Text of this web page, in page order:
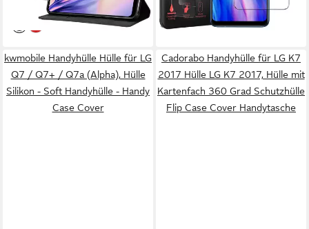
lieferbar - in 4-5 Werktagen bei dir lieferbar - in 2-3 Werktagen bei dir
kwmobile Handyhülle Hülle für LG
Q7 / Q7+ / Q7a (Alpha), Hülle
Silikon - Soft Handyhülle - Handy
Case Cover
Cadorabo Handyhülle für LG K7
2017 Hülle LG K7 2017, Hülle mit
Kartenfach 360 Grad Schutzhülle
Flip Case Cover Handytasche